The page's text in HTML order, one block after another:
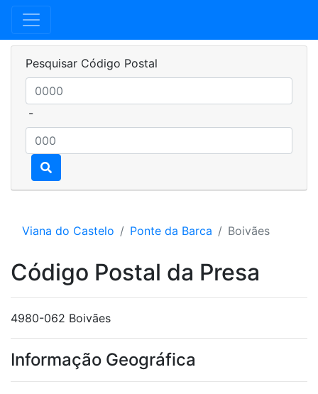
Pesquisar Código Postal
-
Viana do Castelo Ponte da Barca Boivães
Código Postal da Presa
4980-062 Boivães
Informação Geográfica